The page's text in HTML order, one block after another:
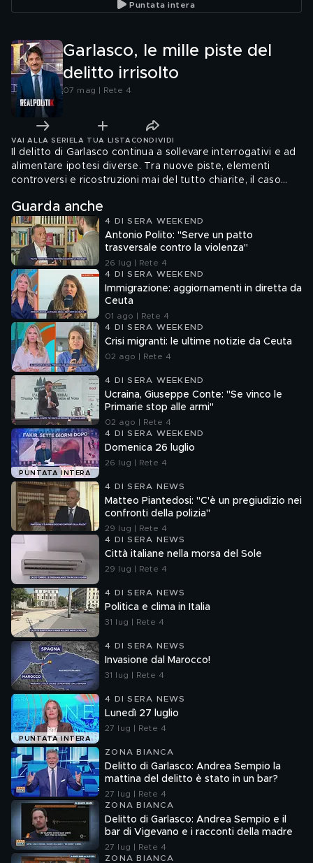
Puntata intera
Garlasco, le mille piste del
delitto irrisolto
07 mag | Rete 4
VAI ALLA SERIE LA TUA LISTA CONDIVIDI
Il delitto di Garlasco continua a sollevare interrogativi e ad
alimentare ipotesi diverse. Tra nuove piste, elementi
controversi e ricostruzioni mai del tutto chiarite, il caso
strade ancora aperte?
Guarda anche
4 DI SERA WEEKEND
Antonio Polito: "Serve un patto
trasversale contro la violenza"
26 lug | Rete 4
4 DI SERA WEEKEND
Immigrazione: aggiornamenti in diretta da
Ceuta
01 ago | Rete 4
4 DI SERA WEEKEND
Crisi migranti: le ultime notizie da Ceuta
02 ago | Rete 4
4 DI SERA WEEKEND
Ucraina, Giuseppe Conte: "Se vinco le
Primarie stop alle armi"
02 ago | Rete 4
PUNTATA INTERA
4 DI SERA WEEKEND
Domenica 26 luglio
26 lug | Rete 4
4 DI SERA NEWS
Matteo Piantedosi: "C'è un pregiudizio nei
confronti della polizia"
29 lug | Rete 4
4 DI SERA NEWS
Città italiane nella morsa del Sole
29 lug | Rete 4
4 DI SERA NEWS
Politica e clima in Italia
31 lug | Rete 4
4 DI SERA NEWS
Invasione dal Marocco!
31 lug | Rete 4
PUNTATA INTERA
4 DI SERA NEWS
Lunedì 27 luglio
27 lug | Rete 4
ZONA BIANCA
Delitto di Garlasco: Andrea Sempio la
mattina del delitto è stato in un bar?
27 lug | Rete 4
ZONA BIANCA
Delitto di Garlasco: Andrea Sempio e il
bar di Vigevano e i racconti della madre
27 lug | Rete 4
ZONA BIANCA